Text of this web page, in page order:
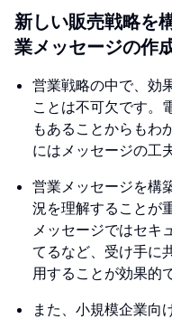
新しい販売戦略を
業メッセージの作
営業戦略の中で、効
ことは不可欠です。
もあることからもわ
にはメッセージの工
営業メッセージを構
況を理解することが
メッセージではセキ
てるなど、受け手に
用することが効果的
また、小規模企業向